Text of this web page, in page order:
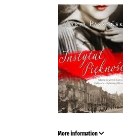
More information